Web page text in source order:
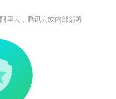
里云，腾讯云或内部部署